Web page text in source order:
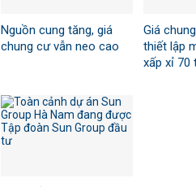
Nguồn cung tăng, giá
chung cư vẫn neo cao
Giá
thiết lập
xấp xỉ 70